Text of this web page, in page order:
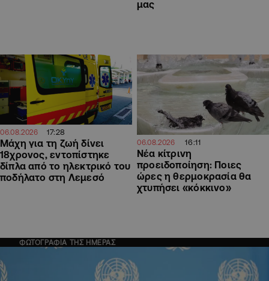
μας
06.08.2026 17:28
Μάχη για τη ζωή δίνει
18χρονος, εντοπίστηκε
δίπλα από το ηλεκτρικό του
ποδήλατο στη Λεμεσό
06.08.2026 16:11
Νέα κίτρινη
προειδοποίηση: Ποιες
ώρες η θερμοκρασία θα
χτυπήσει «κόκκινο»
ΦΩΤΟΓΡΑΦΙΑ ΤΗΣ ΗΜΕΡΑΣ